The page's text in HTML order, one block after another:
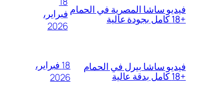
فيديو ساشا المصرية في الحمام
+18 كامل بجودة عالية
فبراير،
2026
فيديو ساشا بيرل في الحمام
+18 كامل بدقة عالية
18 فبراير،
2026